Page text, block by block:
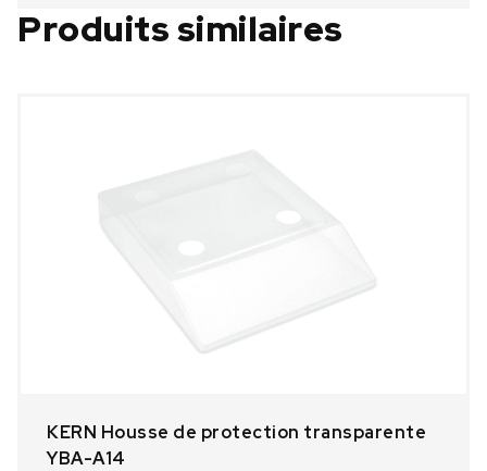
Produits similaires
KERN Housse de protection transparente
YBA-A14